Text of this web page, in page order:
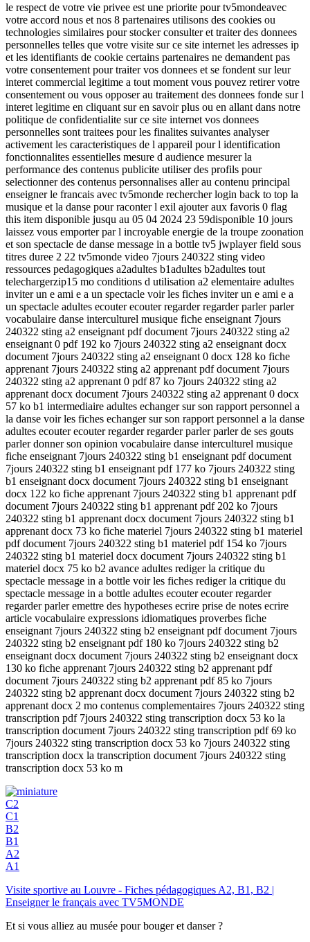
le respect de votre vie privee est une priorite pour tv5mondeavec
votre accord nous et nos 8 partenaires utilisons des cookies ou
technologies similaires pour stocker consulter et traiter des donnees
personnelles telles que votre visite sur ce site internet les adresses ip
et les identifiants de cookie certains partenaires ne demandent pas
votre consentement pour traiter vos donnees et se fondent sur leur
interet commercial legitime a tout moment vous pouvez retirer votre
consentement ou vous opposer au traitement des donnees fonde sur l
interet legitime en cliquant sur en savoir plus ou en allant dans notre
politique de confidentialite sur ce site internet vos donnees
personnelles sont traitees pour les finalites suivantes analyser
activement les caracteristiques de l appareil pour l identification
fonctionnalites essentielles mesure d audience mesurer la
performance des contenus publicite utiliser des profils pour
selectionner des contenus personnalises aller au contenu principal
enseigner le francais avec tv5monde rechercher login back to top la
musique et la danse pour raconter l exil ajouter aux favoris 0 flag
this item disponible jusqu au 05 04 2024 23 59disponible 10 jours
laissez vous emporter par l incroyable energie de la troupe zoonation
et son spectacle de danse message in a bottle tv5 jwplayer field sous
titres duree 2 22 tv5monde video 7jours 240322 sting video
ressources pedagogiques a2adultes b1adultes b2adultes tout
telechargerzip15 mo conditions d utilisation a2 elementaire adultes
inviter un e ami e a un spectacle voir les fiches inviter un e ami e a
un spectacle adultes ecouter ecouter regarder regarder parler parler
vocabulaire danse interculturel musique fiche enseignant 7jours
240322 sting a2 enseignant pdf document 7jours 240322 sting a2
enseignant 0 pdf 192 ko 7jours 240322 sting a2 enseignant docx
document 7jours 240322 sting a2 enseignant 0 docx 128 ko fiche
apprenant 7jours 240322 sting a2 apprenant pdf document 7jours
240322 sting a2 apprenant 0 pdf 87 ko 7jours 240322 sting a2
apprenant docx document 7jours 240322 sting a2 apprenant 0 docx
57 ko b1 intermediaire adultes echanger sur son rapport personnel a
la danse voir les fiches echanger sur son rapport personnel a la danse
adultes ecouter ecouter regarder regarder parler parler de ses gouts
parler donner son opinion vocabulaire danse interculturel musique
fiche enseignant 7jours 240322 sting b1 enseignant pdf document
7jours 240322 sting b1 enseignant pdf 177 ko 7jours 240322 sting
b1 enseignant docx document 7jours 240322 sting b1 enseignant
docx 122 ko fiche apprenant 7jours 240322 sting b1 apprenant pdf
document 7jours 240322 sting b1 apprenant pdf 202 ko 7jours
240322 sting b1 apprenant docx document 7jours 240322 sting b1
apprenant docx 73 ko fiche materiel 7jours 240322 sting b1 materiel
pdf document 7jours 240322 sting b1 materiel pdf 154 ko 7jours
240322 sting b1 materiel docx document 7jours 240322 sting b1
materiel docx 75 ko b2 avance adultes rediger la critique du
spectacle message in a bottle voir les fiches rediger la critique du
spectacle message in a bottle adultes ecouter ecouter regarder
regarder parler emettre des hypotheses ecrire prise de notes ecrire
article vocabulaire expressions idiomatiques proverbes fiche
enseignant 7jours 240322 sting b2 enseignant pdf document 7jours
240322 sting b2 enseignant pdf 180 ko 7jours 240322 sting b2
enseignant docx document 7jours 240322 sting b2 enseignant docx
130 ko fiche apprenant 7jours 240322 sting b2 apprenant pdf
document 7jours 240322 sting b2 apprenant pdf 85 ko 7jours
240322 sting b2 apprenant docx document 7jours 240322 sting b2
apprenant docx 2 mo contenus complementaires 7jours 240322 sting
transcription pdf 7jours 240322 sting transcription docx 53 ko la
transcription document 7jours 240322 sting transcription pdf 69 ko
7jours 240322 sting transcription docx 53 ko 7jours 240322 sting
transcription docx la transcription document 7jours 240322 sting
transcription docx 53 ko m
C2
C1
B2
B1
A2
A1
Visite sportive au Louvre - Fiches pédagogiques A2, B1, B2 |
Enseigner le français avec TV5MONDE
Et si vous alliez au musée pour bouger et danser ?